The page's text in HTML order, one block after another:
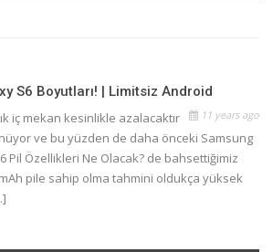
S6 Boyutları! | Limitsiz Android
11 years ago
iç mekan kesinlikle azalacaktır
ve bu yüzden de daha önceki Samsung
Pil Özellikleri Ne Olacak? de bahsettiğimiz
pile sahip olma tahmini oldukça yüksek